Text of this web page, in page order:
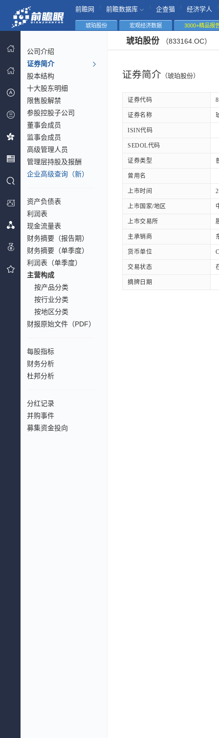
前瞻网 前瞻数据库 企查猫 经济学人
琥珀股份 宏观经济数据 3000+精品报
公司介绍
证券简介
股本结构
十大股东明细
限售股解禁
参股控股子公司
董事会成员
监事会成员
高级管理人员
管理层持股及报酬
企业高级查询（新）
资产负债表
利润表
现金流量表
财务摘要（报告期）
财务摘要（单季度）
利润表（单季度）
主营构成
按产品分类
按行业分类
按地区分类
财报原始文件（PDF）
每股指标
财务分析
杜邦分析
分红记录
并购事件
募集资金投向
琥珀股份 （833164.OC）
证券简介 （琥珀股份）
证券代码
证券名称
ISIN代码
SEDOL代码
证券类型
曾用名
上市时间
上市国家/地区
上市交易所
主承销商
货币单位
交易状态
摘牌日期